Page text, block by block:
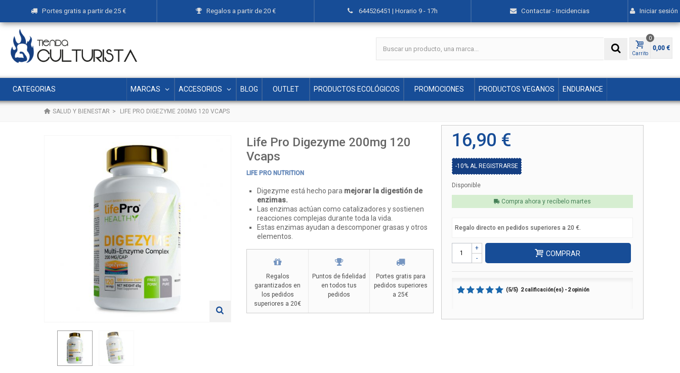
Portes gratis a partir de 25 € Regalos a partir de 20 € 644526451 | Horario 9 - 17h Contactar - Incidencias Iniciar sesión
Carrito
0
0,00 €
CATEGORIAS MARCAS ACCESORIOS BLOG OUTLET PRODUCTOS ECOLÓGICOS PROMOCIONES PRODUCTOS VEGANOS ENDURANCE
SALUD Y BIENESTAR > LIFE PRO DIGEZYME 200MG 120 VCAPS
Life Pro Digezyme 200mg 120
Vcaps
LIFE PRO NUTRITION
Digezyme está hecho para mejorar la digestión de
enzimas.
Las enzimas actúan como catalizadores y sostienen
reacciones complejas durante toda la vida.
Estas enzimas ayudan a descomponer grasas y otros
elementos.
Regalos
garantizados en
los pedidos
superiores a 20€
Puntos de fidelidad
en todos tus
pedidos
Portes gratis para
pedidos superiores
a 25€
16,90 €
-10%AL REGISTRARSE
Disponible
Compra ahora y recíbelo martes
Regalo directo en pedidos superiores a 20 €.
-
+
COMPRAR
(5/5) 2calificación(es) -2opinión